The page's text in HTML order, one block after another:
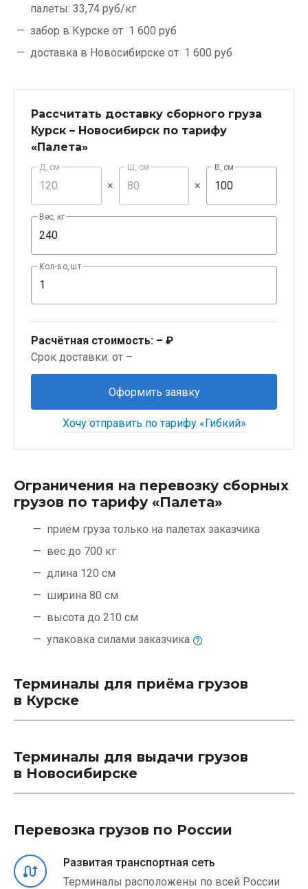
палеты: 33,74 руб/кг
забор в Курске от 1 600 руб
доставка в Новосибирске от 1 600 руб
Рассчитать доставку сборного груза
Курск – Новосибирск по тарифу
«Палета»
Д, см
×
Ш, см
×
В, см
Вес, кг
Кол-во, шт
Расчётная стоимость: – ₽
Срок доставки: от –
Оформить заявку
Хочу отправить по тарифу «Гибкий»
Ограничения на перевозку сборных
грузов по тарифу «Палета»
приём груза только на палетах заказчика
вес до 700 кг
длина 120 см
ширина 80 см
высота до 210 см
упаковка силами заказчика
Терминалы для приёма грузов
в Курске
Терминалы для выдачи грузов
в Новосибирске
Перевозка грузов по России
Развитая транспортная сеть
Терминалы расположены по всей России